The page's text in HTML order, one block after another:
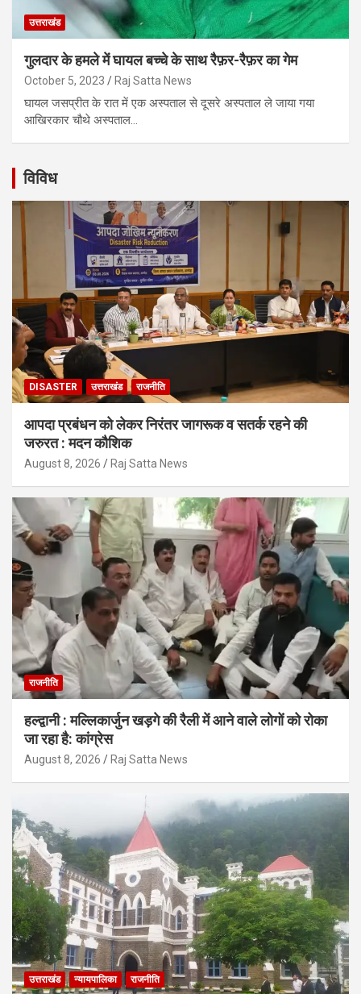
उत्तराखंड
गुलदार के हमले में घायल बच्चे के साथ रैफ़र-रैफ़र का गेम
October 5, 2023 Raj Satta News
घायल जसप्रीत के रात में एक अस्पताल से दूसरे अस्पताल ले जाया गया
आखिरकार चौथे अस्पताल…
विविध
DISASTER उत्तराखंड राजनीति
आपदा प्रबंधन को लेकर निरंतर जागरूक व सतर्क रहने की
जरुरत : मदन कौशिक
August 8, 2026 Raj Satta News
राजनीति
हल्द्वानी : मल्लिकार्जुन खड़गे की रैली में आने वाले लोगों को रोका
जा रहा है: कांग्रेस
August 8, 2026 Raj Satta News
उत्तराखंड न्यायपालिका राजनीति